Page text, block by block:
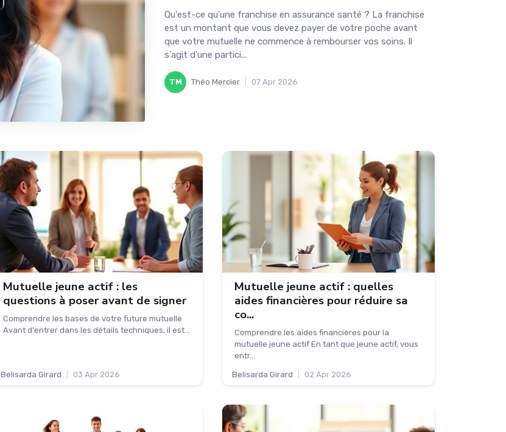
Qu'est-ce qu'une franchise en assurance santé ? La franchise
est un montant que vous devez payer de votre poche avant
que votre mutuelle ne commence à rembourser vos soins. Il
s'agit d'une partici...
TM Théo Mercier 07 Apr 2026
Mutuelle jeune actif : les
questions à poser avant de signer
Comprendre les bases de votre future mutuelle
Avant d'entrer dans les détails techniques, il est...
Belisarda Girard 03 Apr 2026
Mutuelle jeune actif : quelles
aides financières pour réduire sa
co...
Comprendre les aides financières pour la
mutuelle jeune actif En tant que jeune actif, vous
entr...
Belisarda Girard 02 Apr 2026